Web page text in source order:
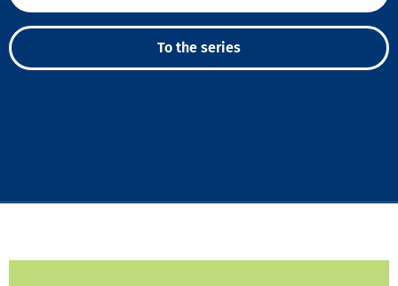
To the series